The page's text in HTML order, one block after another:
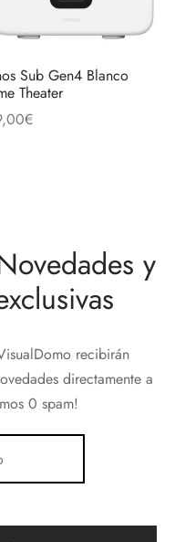
Sub Gen4 Blanco
Theater
€
y
recibirán
directamente a
0 spam!